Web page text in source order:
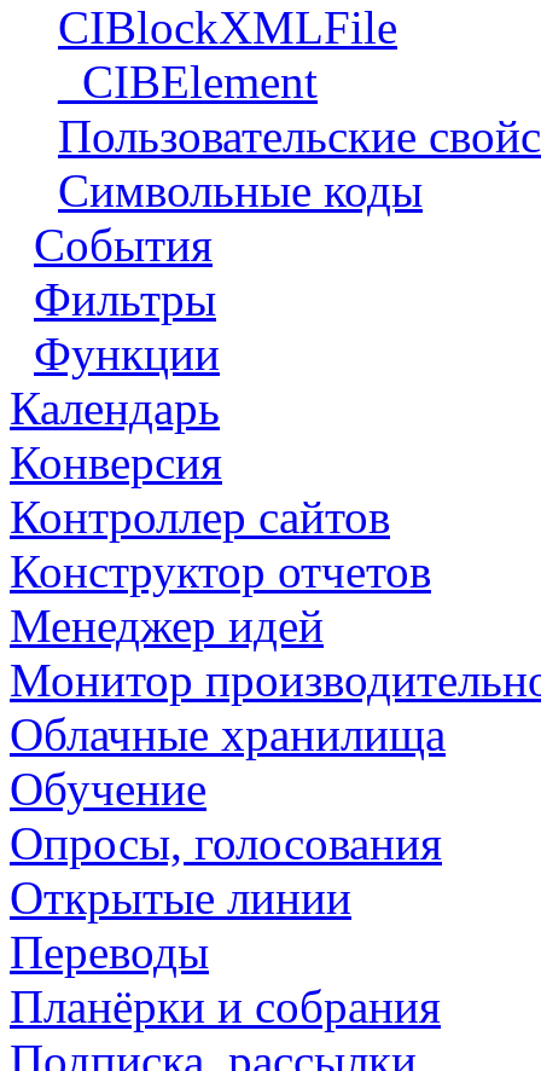
CIBlockXMLFile
_CIBElement
Пользовательские
Символьные коды
События
Фильтры
Функции
Календарь
Конверсия
Контроллер сайтов
Конструктор отчетов
Менеджер идей
Монитор
Облачные хранилища
Обучение
Опросы, голосования
Открытые линии
Переводы
Планёрки и собрания